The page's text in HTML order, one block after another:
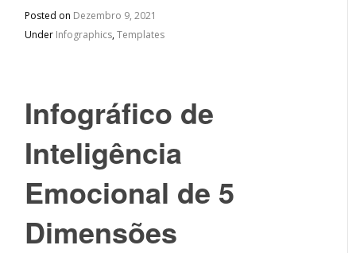
Posted on Dezembro 9, 2021
Under Infographics,Templates
Infográfico de
Inteligência
Emocional de 5
Dimensões